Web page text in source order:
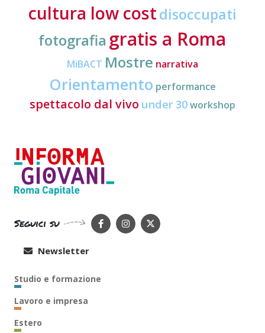
cultura low costdisoccupati
fotografia gratis a Roma
MiBACT Mostre narrativa
Orientamento performance
spettacolo dal vivo under 30workshop
Seguici su
Newsletter
Studio e formazione
Lavoro e impresa
Estero